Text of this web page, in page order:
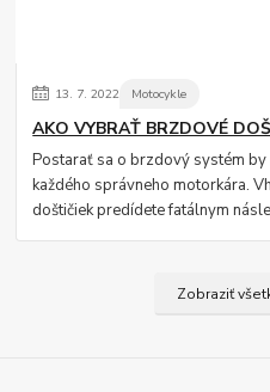
13. 7. 2022 Motocykle
AKO VYBRAŤ BRZDOVÉ
Postarať sa o brzdový systém
každého správneho motorkára.
doštičiek predídete fatálnym
Zobraziť